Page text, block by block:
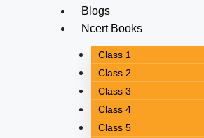
Blogs
Ncert Books
Class 1
Class 2
Class 3
Class 4
Class 5